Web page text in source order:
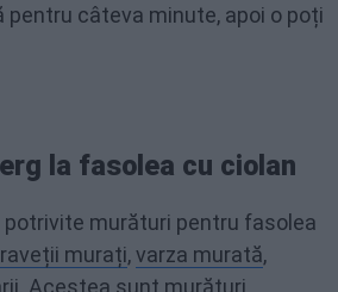
pentru câteva minute, apoi o poți
la fasolea cu ciolan
potrivite murături pentru fasolea
murați,varza murată,
. Acestea sunt murături